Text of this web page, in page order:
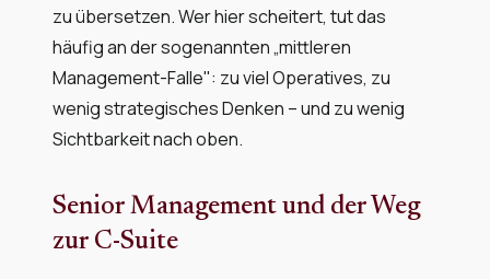
zu übersetzen. Wer hier scheitert, tut das
häufig an der sogenannten „mittleren
Management-Falle": zu viel Operatives, zu
wenig strategisches Denken – und zu wenig
Sichtbarkeit nach oben.
Senior Management und der Weg
zur C-Suite